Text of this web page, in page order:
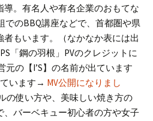
。有名人や有名企業のおもてな
でのBBQ講座などで、首都圏や県
もいます。（なかなか表には出
「鋼の羽根」PVのクレジットに
元の【I’S】の名前が出ています
います→ MV公開になりまし
の使い方や、美味しい焼き方の
、バーベキュー初心者の方や女子